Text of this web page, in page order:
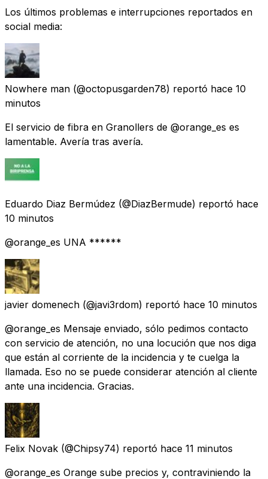
Los últimos problemas e interrupciones reportados en
social media:
Nowhere man (@octopusgarden78) reportó hace 10
minutos
El servicio de fibra en Granollers de @orange_es es
lamentable. Avería tras avería.
Eduardo Diaz Bermúdez (@DiazBermude) reportó hace
10 minutos
@orange_es UNA ******
javier domenech (@javi3rdom) reportó hace 10 minutos
@orange_es Mensaje enviado, sólo pedimos contacto
con servicio de atención, no una locución que nos diga
que están al corriente de la incidencia y te cuelga la
llamada. Eso no se puede considerar atención al cliente
ante una incidencia. Gracias.
Felix Novak (@Chipsy74) reportó hace 11 minutos
@orange_es Orange sube precios y, contraviniendo la